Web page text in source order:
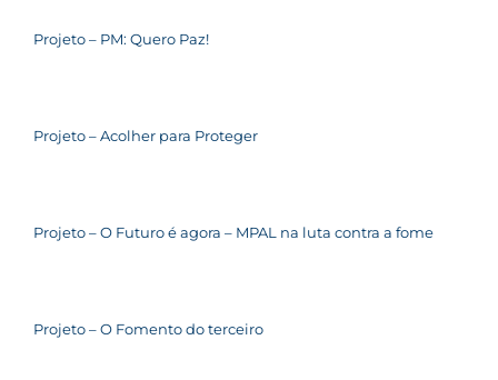
Projeto – PM: Quero Paz!
Projeto – Acolher para Proteger
Projeto – O Futuro é agora – MPAL na luta contra a fome
Projeto – O Fomento do terceiro